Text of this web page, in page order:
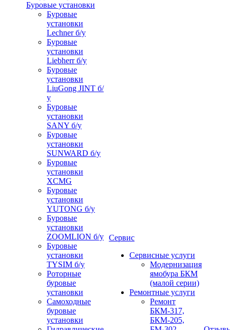
Буровые установки
Буровые
установки
Lechner б/у
Буровые
установки
Liebherr б/у
Буровые
установки
LiuGong JINT б/
у
Буровые
установки
SANY б/у
Буровые
установки
SUNWARD б/у
Буровые
установки
XCMG
Буровые
установки
YUTONG б/у
Буровые
установки
ZOOMLION б/у
Буровые
установки
TYSIM б/у
Роторные
буровые
установки
Самоходные
буровые
установки
Сервис
Сервисные услуги
Модернизация
ямобура БКМ
(малой серии)
Ремонтные услуги
Ремонт
БКМ-317,
БКМ-205,